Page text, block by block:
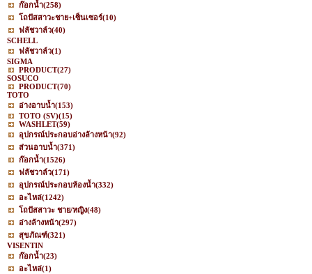
ก๊อกน้ำ(258)
โถปัสสาวะชาย+เซ็นเซอร์(10)
ฟลัชวาล์ว(40)
SCHELL
ฟลัชวาล์ว(1)
SIGMA
PRODUCT(27)
SOSUCO
PRODUCT(70)
TOTO
อ่างอาบน้ำ(153)
TOTO (SV)(15)
WASHLET(59)
อุปกรณ์ประกอบอ่างล้างหน้า(92)
ส่วนอาบน้ำ(371)
ก๊อกน้ำ(1526)
ฟลัชวาล์ว(171)
อุปกรณ์ประกอบห้องน้ำ(332)
อะไหล่(1242)
โถปัสสาวะ ชาย/หญิง(48)
อ่างล้างหน้า(297)
สุขภัณฑ์(321)
VISENTIN
ก๊อกน้ำ(23)
อะไหล่(1)